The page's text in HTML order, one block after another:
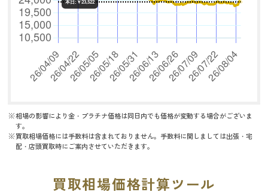
相場の影響により金・プラチナ価格は同日内でも価格が変動する場合がございま
す。
買取相場価格には手数料は含まれておりません。手数料に関しましては出張・宅
配・店頭買取時にご案内させていただきます。
買取相場価格計算ツール